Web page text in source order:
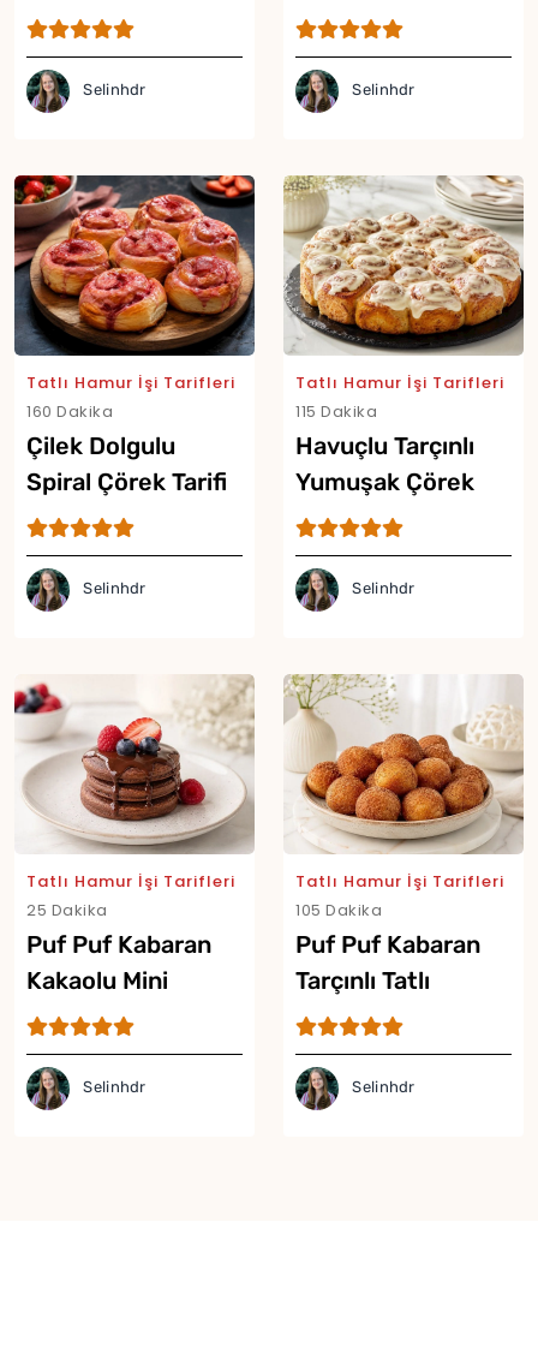
Selinhdr Selinhdr
Tatlı Hamur İşi Tarifleri
160 Dakika
Çilek Dolgulu
Spiral Çörek Tarifi
Selinhdr
Tatlı Hamur İşi Tarifleri
115 Dakika
Havuçlu Tarçınlı
Yumuşak Çörek
Tarifi
Selinhdr
Tatlı Hamur İşi Tarifleri
25 Dakika
Puf Puf Kabaran
Kakaolu Mini
Pancake Tarifi
Selinhdr
Tatlı Hamur İşi Tarifleri
105 Dakika
Puf Puf Kabaran
Tarçınlı Tatlı
Lokmalar Tarifi
Selinhdr